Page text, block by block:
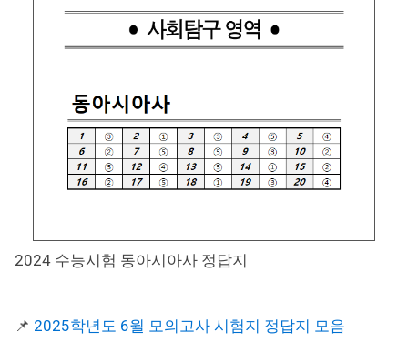
2024 수능시험 동아시아사 정답지
📌 2025학년도 6월 모의고사 시험지 정답지 모음